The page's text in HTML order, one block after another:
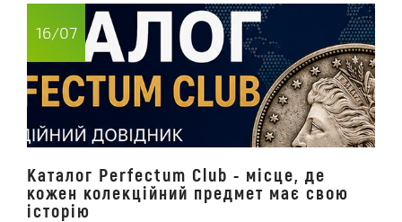
16/07
Каталог Perfectum Club - місце, де
кожен колекційний предмет має свою
історію